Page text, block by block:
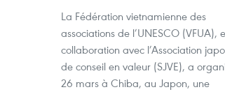
La Fédération vietnamienne des
associations de l’UNESCO (VFUA),
collaboration avec l’Association
de conseil en valeur (SJVE), a
26 mars à Chiba, au Japon, une